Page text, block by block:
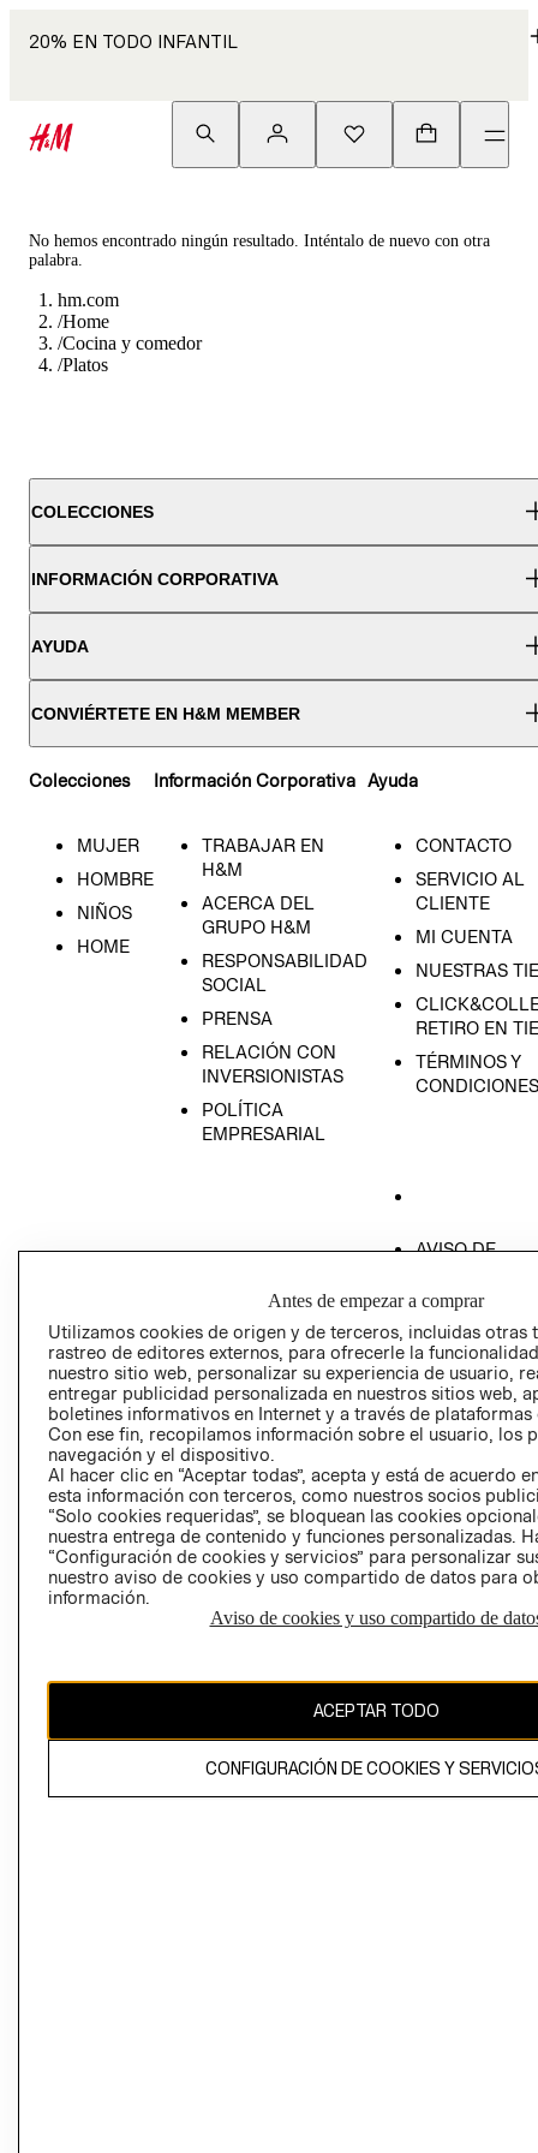
20% EN TODO INFANTIL
No hemos encontrado ningún resultado. Inténtalo de nuevo con otra
palabra.
hm.com
/Home
/Cocina y comedor
/Platos
COLECCIONES
INFORMACIÓN CORPORATIVA
AYUDA
CONVIÉRTETE EN H&M MEMBER
Colecciones
MUJER
HOMBRE
NIÑOS
HOME
Información Corporativa
TRABAJAR EN
H&M
ACERCA DEL
GRUPO H&M
RESPONSABILIDAD
SOCIAL
PRENSA
RELACIÓN CON
INVERSIONISTAS
POLÍTICA
EMPRESARIAL
Ayuda
CONTACTO
SERVICIO AL
CLIENTE
MI CUENTA
NUESTRAS
RETIRO EN
TÉRMINOS Y
CONDICIONES
AVISO DE
GIFT CARD
AVISO DE
Perú (S/)
CAMBIAR REGIÓN
Antes de empezar a comprar
Utilizamos cookies de origen y de terceros, incluidas otras
rastreo de editores externos, para ofrecerle la
nuestro sitio web, personalizar su experiencia de usuario,
entregar publicidad personalizada en nuestros sitios web,
boletines informativos en Internet y a través de plataformas
Con ese fin, recopilamos información sobre el usuario, los
navegación y el dispositivo.
Al hacer clic en “Aceptar todas”, acepta y está de acuerdo
esta información con terceros, como nuestros socios
“Solo cookies requeridas”, se bloquean las cookies
nuestra entrega de contenido y funciones personalizadas.
“Configuración de cookies y servicios” para personalizar
nuestro aviso de cookies y uso compartido de datos para
información.
Aviso de cookies y uso compartido de
ACEPTAR TODO
CONFIGURACIÓN DE COOKIES Y